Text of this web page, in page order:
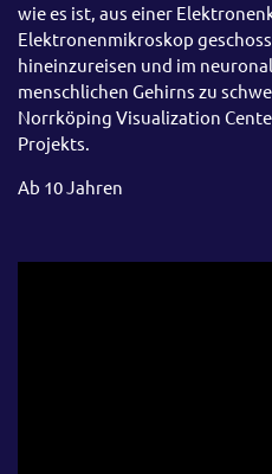
wie es ist, aus einer
Elektronenmikroskop
hineinzureisen und im
menschlichen Gehirns zu
Norrköping Visualization
Projekts.
Ab 10 Jahren